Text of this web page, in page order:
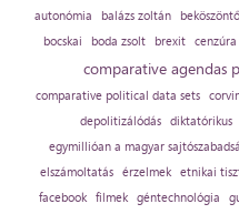
autonómia
balázs zoltán beköszöntő
bocskai boda zsolt brexit cenzúra
comparative agendas
comparative political data sets
depolitizálódás diktatórikus
egymillióan a magyar
elszámoltatás
érzelmek etnikai
facebook
filmek géntechnológia